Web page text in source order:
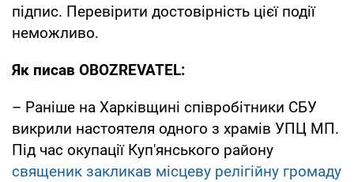
підпис. Перевірити достовірність цієї події
неможливо.
Як писав OBOZREVATEL:
– Раніше на Харківщині співробітники СБУ
викрили настоятеля одного з храмів УПЦ МП.
Під час окупації Куп'янського району
священик закликав місцеву релігійну громаду